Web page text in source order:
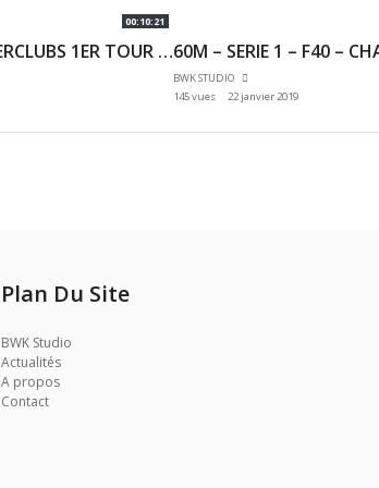
00:10:21
3000M – TCM – INTERCLUBS 1ER TOUR N1 N2 – 06/05/2018 – ANTONY
BWK STUDIO
145 vues
22 janvier 2019
Plan Du Site
BWK Studio
Actualités
A propos
Contact